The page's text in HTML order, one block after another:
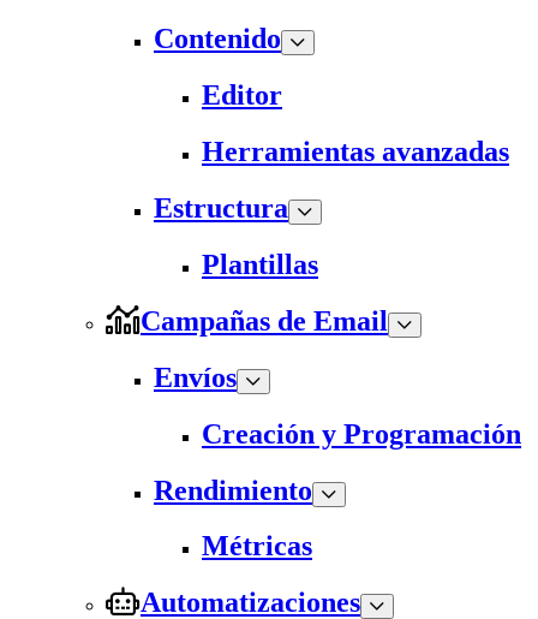
Contenido
Editor
Herramientas avanzadas
Estructura
Plantillas
Campañas de Email
Envíos
Creación y Programación
Rendimiento
Métricas
Automatizaciones